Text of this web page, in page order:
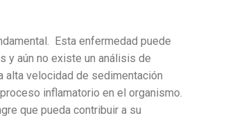
Esta enfermedad puede
y aún no existe un análisis de
alta velocidad de sedimentación
inflamatorio en el organismo.
que pueda contribuir a su